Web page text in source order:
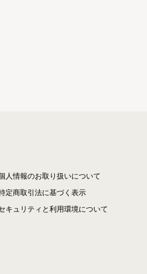
人情報のお取り扱いについて
定商取引法に基づく表示
キュリティと利用環境について